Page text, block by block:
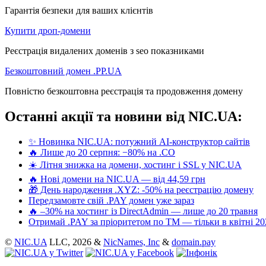
Гарантія безпеки для ваших клієнтів
Купити дроп-домени
Реєстрація видалених доменів з seo показниками
Безкоштовний домен .PP.UA
Повністю безкоштовна реєстрація та продовження домену
Останні акції та новини від NIC.UA:
✨ Новинка NIC.UA: потужний AI-конструктор сайтів
🔥 Лише до 20 серпня: −80% на .CO
☀️ Літня знижка на домени, хостинг і SSL у NIC.UA
🔥 Нові домени на NIC.UA — від 44,59 грн
🎁 День народження .XYZ: -50% на реєстрацію домену
Передзамовте свій .PAY домен уже зараз
🔥 –30% на хостинг із DirectAdmin — лише до 20 травня
Отримай .PAY за пріоритетом по ТМ — тільки в квітні
© NIC.UA LLC, 2026 & NicNames, Inc & domain.pay